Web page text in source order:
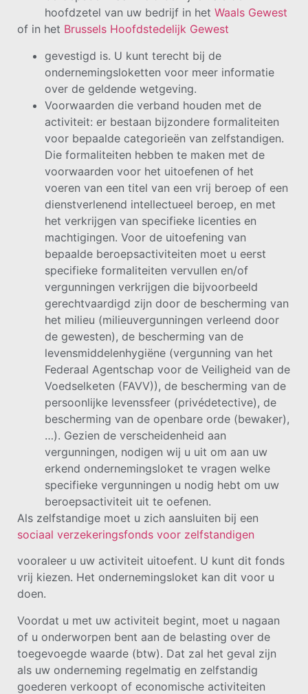
hoofdzetel van uw bedrijf in het Waals Gewest
of in het Brussels Hoofdstedelijk Gewest
gevestigd is. U kunt terecht bij de
ondernemingsloketten voor meer informatie
over de geldende wetgeving.
Voorwaarden die verband houden met de
activiteit: er bestaan bijzondere formaliteiten
voor bepaalde categorieën van zelfstandigen.
Die formaliteiten hebben te maken met de
voorwaarden voor het uitoefenen of het
voeren van een titel van een vrij beroep of een
dienstverlenend intellectueel beroep, en met
het verkrijgen van specifieke licenties en
machtigingen. Voor de uitoefening van
bepaalde beroepsactiviteiten moet u eerst
specifieke formaliteiten vervullen en/of
vergunningen verkrijgen die bijvoorbeeld
gerechtvaardigd zijn door de bescherming van
het milieu (milieuvergunningen verleend door
de gewesten), de bescherming van de
levensmiddelenhygiëne (vergunning van het
Federaal Agentschap voor de Veiligheid van de
Voedselketen (FAVV)), de bescherming van de
persoonlijke levenssfeer (privédetective), de
bescherming van de openbare orde (bewaker),
…). Gezien de verscheidenheid aan
vergunningen, nodigen wij u uit om aan uw
erkend ondernemingsloket te vragen welke
specifieke vergunningen u nodig hebt om uw
beroepsactiviteit uit te oefenen.
Als zelfstandige moet u zich aansluiten bij een
sociaal verzekeringsfonds voor zelfstandigen
vooraleer u uw activiteit uitoefent. U kunt dit fonds
vrij kiezen. Het ondernemingsloket kan dit voor u
doen.
Voordat u met uw activiteit begint, moet u nagaan
of u onderworpen bent aan de belasting over de
toegevoegde waarde (btw). Dat zal het geval zijn
als uw onderneming regelmatig en zelfstandig
goederen verkoopt of economische activiteiten